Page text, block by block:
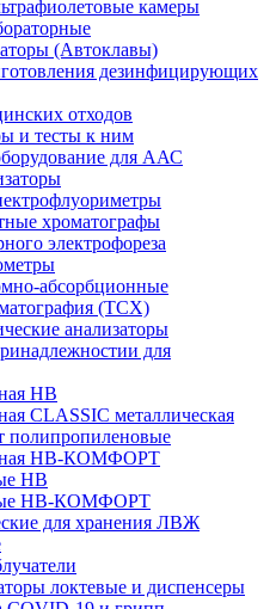
камеры
(Автоклавы)
дезинфицирующих
отходов
и тесты к ним
для ААС
хроматографы
электрофореза
абсорбционные
(ТСХ)
анализаторы
для
НВ
CLASSIC металлическая
полипропиленовые
НВ-КОМФОРТ
НВ
НВ-КОМФОРТ
для хранения ЛВЖ
локтевые и диспенсеры